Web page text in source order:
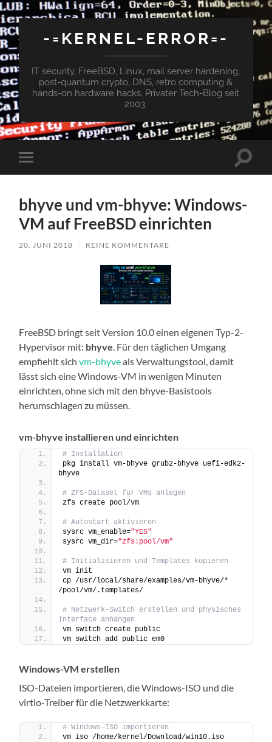
-=KERNEL-ERROR=-
IT security, FreeBSD, Linux, mail server hardening,
post-quantum crypto, DNS, retro computing &
hands-on hardware hacks. Privater Tech-Blog seit
2003.
Mobile-
Menü
bhyve und vm-bhyve: Windows-
VM auf FreeBSD einrichten
20. JUNI 2018 / KEINE KOMMENTARE
FreeBSD bringt seit Version 10.0 einen eigenen Typ-2-
Hypervisor mit: bhyve . Für den täglichen Umgang
empfiehlt sichvm-bhyveals Verwaltungstool, damit
lässt sich eine Windows-VM in wenigen Minuten
einrichten, ohne sich mit den bhyve-Basistools
herumschlagen zu müssen.
vm-bhyve installieren und einrichten
# Installation
pkg install vm-bhyve grub2-bhyve uefi-edk2-
bhyve
# ZFS-Dataset für VMs anlegen
zfs create pool/vm
# Autostart aktivieren
sysrc vm_enable="YES"
sysrc vm_dir="zfs:pool/vm"
# Initialisieren und Templates kopieren
vm init
cp /usr/local/share/examples/vm-bhyve/*
/pool/vm/.templates/
# Netzwerk-Switch erstellen und physisches
Interface anhängen
vm switch create public
vm switch add public em0
Windows-VM erstellen
ISO-Dateien importieren, die Windows-ISO und die
virtio-Treiber für die Netzwerkkarte:
# Windows-ISO importieren
vm iso /home/kernel/Download/win10.iso